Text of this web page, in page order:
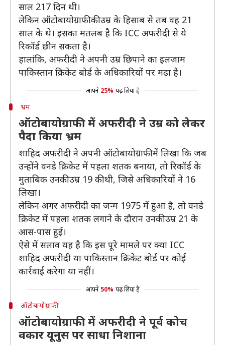
साल 217 दिन थी।
लेकिन ऑटोबायोग्राफी की उम्र के हिसाब से तब वह 21
साल के थे। इसका मतलब है कि ICC अफरीदी से ये
रिकॉर्ड छीन सकता है।
हालांकि, अफरीदी ने अपनी उम्र छिपाने का इलज़ाम
पाकिस्तान क्रिकेट बोर्ड के अधिकारियों पर मढ़ा है।
आपने 25% पढ़ लिया है
भ्रम
ऑटोबायोग्राफी में अफरीदी ने उम्र को लेकर
पैदा किया भ्रम
शाहिद अफरीदी ने अपनी ऑटोबायोग्राफी में लिखा कि जब
उन्होंने वनडे क्रिकेट में पहला शतक बनाया, तो रिकॉर्ड के
मुताबिक उनकी उम्र 19 की थी, जिसे अधिकारियों ने 16
लिखा।
लेकिन अगर अफरीदी का जन्म 1975 में हुआ है, तो वनडे
क्रिकेट में पहला शतक लगाने के दौरान उनकी उम्र 21 के
आस-पास हुई।
ऐसे में सलाव यह है कि इस पूरे मामले पर क्या ICC
शाहिद अफरीदी या पाकिस्तान क्रिकेट बोर्ड पर कोई
कार्रवाई करेगा या नहीं।
आपने 50% पढ़ लिया है
ऑटोबायोग्राफी
ऑटोबायोग्राफी में अफरीदी ने पूर्व कोच
वकार यूनुस पर साधा निशाना